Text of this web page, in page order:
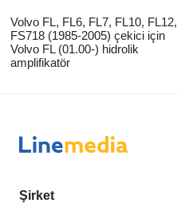
Volvo FL, FL6, FL7, FL10, FL12,
FS718 (1985-2005) çekici için
Volvo FL (01.00-) hidrolik
amplifikatör
Şirket